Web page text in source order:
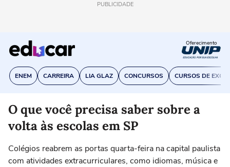
PUBLICIDADE
ENEM CARREIRA LIA GLAZ CONCURSOS CURSOS DE EXCEL
Oferecimento
O que você precisa saber sobre a
volta às escolas em SP
Colégios reabrem as portas quarta-feira na capital paulista
com atividades extracurriculares, como idiomas, música e